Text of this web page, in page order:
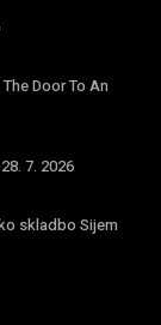
Door To An
7. 2026
skladbo Sijem